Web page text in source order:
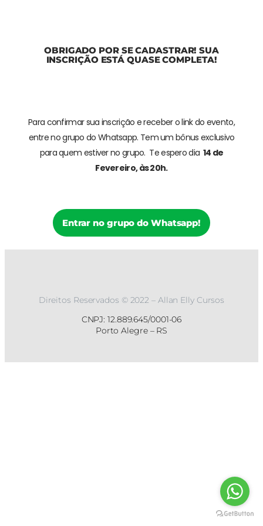
OBRIGADO POR SE CADASTRAR! SUA
INSCRIÇÃO ESTÁ QUASE COMPLETA!
Para confirmar sua inscrição e receber o link do evento,
entre no grupo do Whatsapp. Tem um bônus exclusivo
para quem estiver no grupo. Te espero dia 14 de
Fevereiro, às 20h.
Entrar no grupo do Whatsapp!
Direitos Reservados © 2022 – Allan Elly Cursos
CNPJ: 12.889.645/0001-06
Porto Alegre – RS